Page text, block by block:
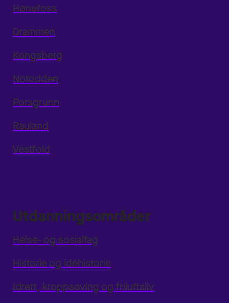
Hønefoss
Drammen
Kongsberg
Notodden
Porsgrunn
Rauland
Vestfold
Utdanningsområder
Helse- og sosialfag
Historie og idéhistorie
Idrett, kroppsøving og friluftsliv